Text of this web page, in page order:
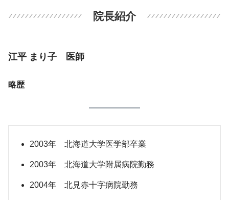
院長紹介
江平 まり子 医師
略歴
2003年 北海道大学医学部卒業
2003年 北海道大学附属病院勤務
2004年 北見赤十字病院勤務